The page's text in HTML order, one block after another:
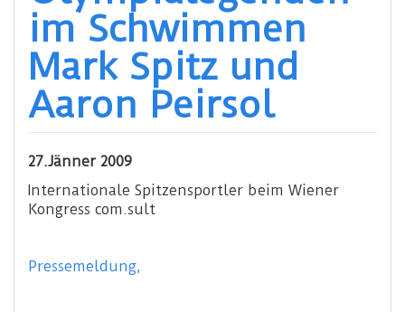
im Schwimmen
Mark Spitz und
Aaron Peirsol
27.Jänner 2009
Internationale Spitzensportler beim Wiener
Kongress com.sult
Pressemeldung,